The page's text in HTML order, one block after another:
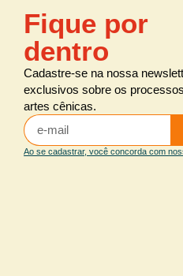
Audiovisual
Cenografia
Figurino
Iluminação
Iluminação arquitetural
Maquiagem e caracterização
Fique por
dentro
Cadastre-se na nossa
exclusivos sobre os
artes cênicas.
Ao se cadastrar, você concorda com